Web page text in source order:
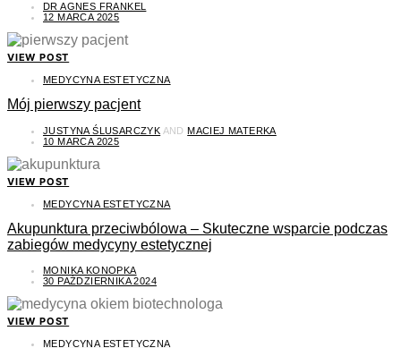
DR AGNES FRANKEL
12 MARCA 2025
VIEW POST
MEDYCYNA ESTETYCZNA
Mój pierwszy pacjent
JUSTYNA ŚLUSARCZYK ANDMACIEJ MATERKA
10 MARCA 2025
VIEW POST
MEDYCYNA ESTETYCZNA
Akupunktura przeciwbólowa – Skuteczne wsparcie podczas
zabiegów medycyny estetycznej
MONIKA KONOPKA
30 PAŹDZIERNIKA 2024
VIEW POST
MEDYCYNA ESTETYCZNA